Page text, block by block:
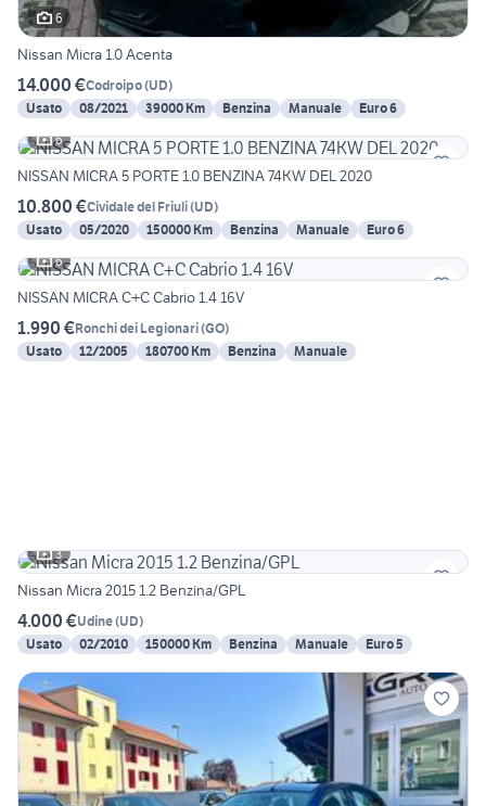
6
Nissan Micra 1.0 Acenta
14.000 €Codroipo(UD)
Usato
08/2021 39000 Km Benzina Manuale
Euro 6
6
NISSAN MICRA 5 PORTE 1.0 BENZINA 74KW DEL 2020
10.800 €Cividale del Friuli(UD)
Usato
05/2020 150000 Km Benzina Manuale
Euro 6
6
NISSAN MICRA C+C Cabrio 1.4 16V
1.990 €Ronchi dei Legionari(GO)
Usato
12/2005 180700 Km Benzina Manuale
3
Nissan Micra 2015 1.2 Benzina/GPL
4.000 €Udine(UD)
Usato
02/2010 150000 Km Benzina Manuale Euro 5